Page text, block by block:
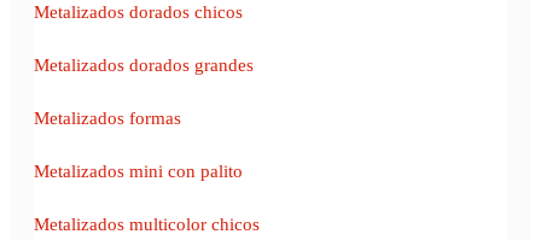
Metalizados dorados chicos
Metalizados dorados grandes
Metalizados formas
Metalizados mini con palito
Metalizados multicolor chicos